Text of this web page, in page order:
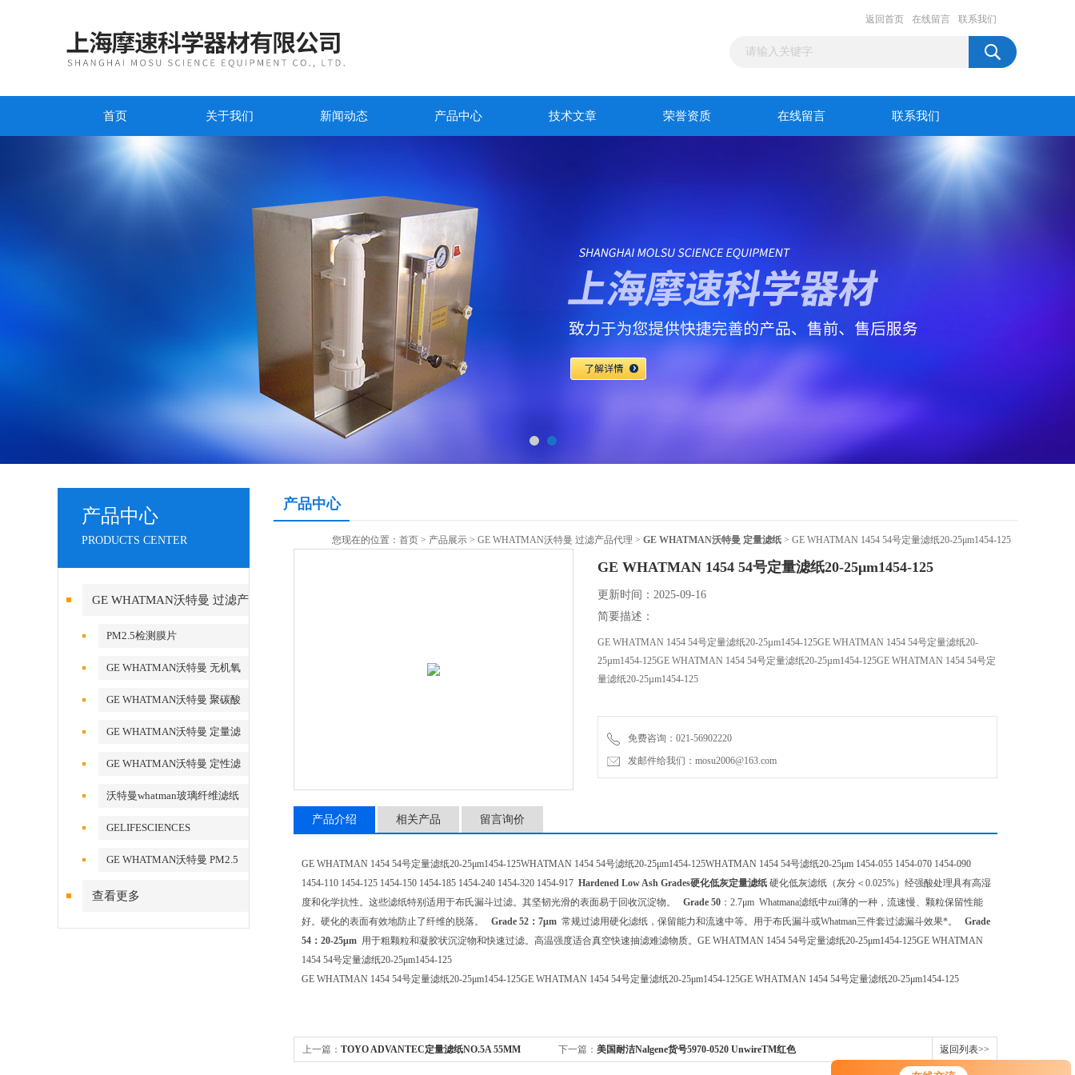
返回首页 在线留言 联系我们
首页 关于我们 新闻动态 产品中心 技术文章 荣誉资质 在线留言 联系我们
产品中心
PRODUCTS CENTER
GE WHATMAN沃特曼 过滤产
品代理PM2.5检测膜片
GE WHATMAN沃特曼 无机氧
GE WHATMAN沃特曼 聚碳酸
GE WHATMAN沃特曼 定量滤
GE WHATMAN沃特曼 定性滤
纸
沃特曼whatman玻璃纤维滤纸
GELIFESCIENCES
WHATMAN 转印记膜杂交膜
GE WHATMAN沃特曼 PM2.5
查看更多
产品中心
您现在的位置： 首页 > 产品展示 > GE WHATMAN沃特曼 过滤产品代理 > GE WHATMAN沃特曼 定量滤纸 > GE WHATMAN 1454 54号定量滤纸20-25μm1454-125
GE WHATMAN 1454 54号定量滤纸20-25μm1454-125
更新时间：2025-09-16
简要描述：
GE WHATMAN 1454 54号定量滤纸20-25µm1454-125GE WHATMAN 1454 54号定量滤纸20-
25µm1454-125GE WHATMAN 1454 54号定量滤纸20-25µm1454-125GE WHATMAN 1454 54号定
量滤纸20-25µm1454-125
免费咨询：021-56902220
发邮件给我们：mosu2006@163.com
产品介绍 相关产品 留言询价
GE WHATMAN 1454 54号定量滤纸20-25μm1454-125WHATMAN 1454 54号滤纸20-25μm1454-125WHATMAN 1454 54号滤纸20-25μm 1454-055 1454-070 1454-090
1454-110 1454-125 1454-150 1454-185 1454-240 1454-320 1454-917 Hardened Low Ash Grades硬化低灰定量滤纸 硬化低灰滤纸（灰分＜0.025%）经强酸处理具有高湿
度和化学抗性。这些滤纸特别适用于布氏漏斗过滤。其坚韧光滑的表面易于回收沉淀物。 Grade 50 ：2.7μm Whatmana滤纸中zui薄的一种，流速慢、颗粒保留性能
好。硬化的表面有效地防止了纤维的脱落。 Grade 52 ：7μm 常规过滤用硬化滤纸，保留能力和流速中等。用于布氏漏斗或Whatman三件套过滤漏斗效果*。 Grade
54 ：20-25μm 用于粗颗粒和凝胶状沉淀物和快速过滤。高温强度适合真空快速抽滤难滤物质。GE WHATMAN 1454 54号定量滤纸20-25μm1454-125GE WHATMAN
1454 54号定量滤纸20-25μm1454-125
GE WHATMAN 1454 54号定量滤纸20-25μm1454-125GE WHATMAN 1454 54号定量滤纸20-25μm1454-125GE WHATMAN 1454 54号定量滤纸20-25μm1454-125
上一篇： TOYO ADVANTEC定量滤纸NO.5A 55MM 下一篇： 美国耐洁Nalgene货号5970-0520 UnwireTM红色 返回列表>>